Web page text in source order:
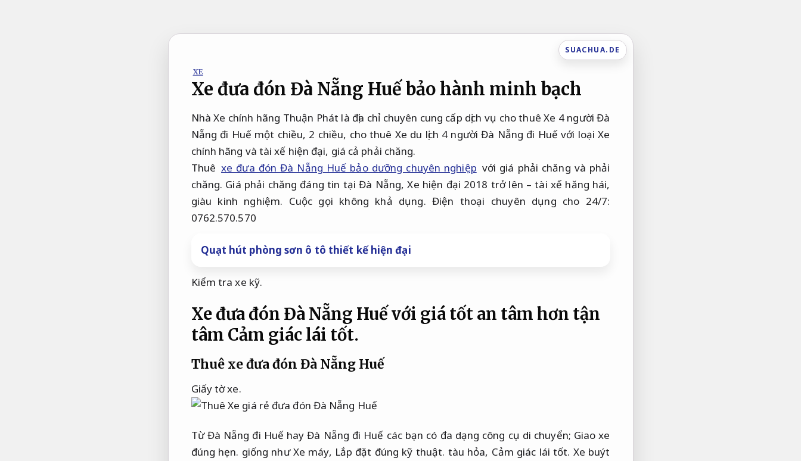
SUACHUA.DE
XE
Xe đưa đón Đà Nẵng Huế bảo hành minh bạch
Nhà Xe chính hãng Thuận Phát là địa chỉ chuyên cung cấp dịch vụ cho thuê Xe 4 người Đà
Nẵng đi Huế một chiều, 2 chiều, cho thuê Xe du lịch 4 người Đà Nẵng đi Huế với loại Xe
chính hãng và tài xế hiện đại, giá cả phải chăng.
Thuê xe đưa đón Đà Nẵng Huế bảo dưỡng chuyên nghiệp với giá phải chăng và phải
chăng. Giá phải chăng đáng tin tại Đà Nẵng, Xe hiện đại 2018 trở lên – tài xế hăng hái,
giàu kinh nghiệm. Cuộc gọi không khả dụng. Điện thoại chuyên dụng cho 24/7:
0762.570.570
Quạt hút phòng sơn ô tô thiết kế hiện đại
Kiểm tra xe kỹ.
Xe đưa đón Đà Nẵng Huế với giá tốt an tâm hơn tận
tâm Cảm giác lái tốt.
Thuê xe đưa đón Đà Nẵng Huế
Giấy tờ xe.
Từ Đà Nẵng đi Huế hay Đà Nẵng đi Huế các bạn có đa dạng công cụ di chuyển; Giao xe
đúng hẹn. giống như Xe máy, Lắp đặt đúng kỹ thuật. tàu hỏa, Cảm giác lái tốt. Xe buýt